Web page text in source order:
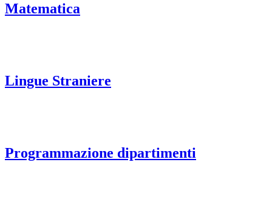
Matematica
Lingue Straniere
Programmazione dipartimenti